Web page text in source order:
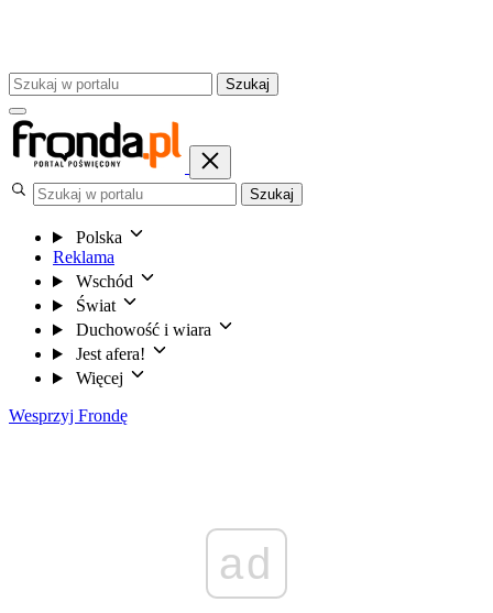
Szukaj
Szukaj
Polska
Reklama
Wschód
Świat
Duchowość i wiara
Jest afera!
Więcej
Wesprzyj Frondę
ad